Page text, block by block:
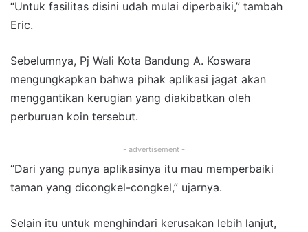
“Untuk fasilitas disini udah mulai diperbaiki,” tambah
Eric.
Sebelumnya, Pj Wali Kota Bandung A. Koswara
mengungkapkan bahwa pihak aplikasi jagat akan
menggantikan kerugian yang diakibatkan oleh
perburuan koin tersebut.
- advertisement -
“Dari yang punya aplikasinya itu mau memperbaiki
taman yang dicongkel-congkel,” ujarnya.
Selain itu untuk menghindari kerusakan lebih lanjut,